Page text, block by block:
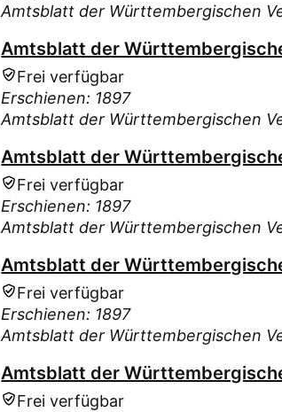
Amtsblatt der Württembergischen
Amtsblatt der
Frei verfügbar
Erschienen: 1897
Amtsblatt der Württembergischen
Amtsblatt der
Frei verfügbar
Erschienen: 1897
Amtsblatt der Württembergischen
Amtsblatt der
Frei verfügbar
Erschienen: 1897
Amtsblatt der Württembergischen
Amtsblatt der
Frei verfügbar